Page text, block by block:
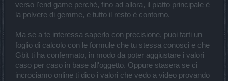
verso l'end game perché, fino ad allora, il piatto principale è
la polvere di gemme, e tutto il resto è contorno.
Ma se a te interessa saperlo con precisione, puoi farti un
foglio di calcolo con le formule che tu stessa conosci e che
Gbit ti ha confermato, in modo da poter aggiustare i valori
caso per caso in base all'oggetto. Oppure stasera se ci
incrociamo online ti dico i valori che vedo a video provando